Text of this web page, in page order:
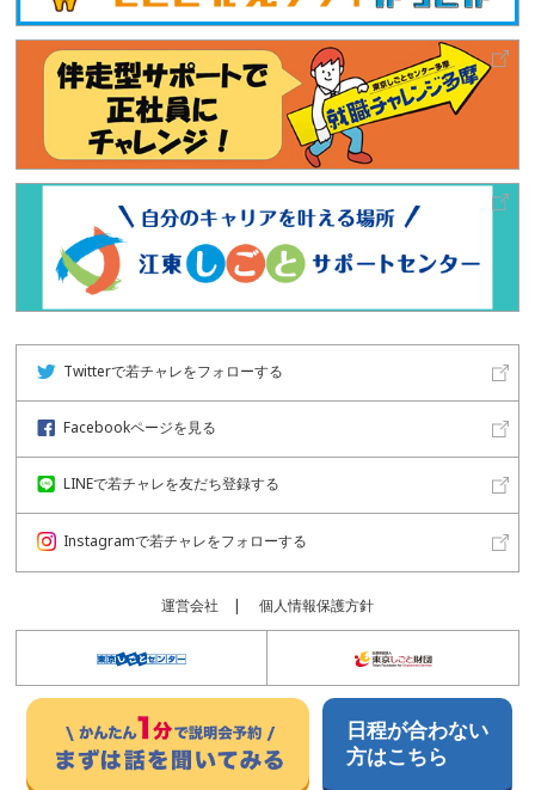
Twitterで若チャレをフォローする
Facebookページを見る
LINEで若チャレを友だち登録する
Instagramで若チャレをフォローする
運営会社 個人情報保護方針
日程が合わない
方はこちら